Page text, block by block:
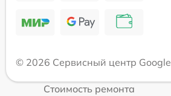
© 2026 Сервисный центр Google
Стоимость ремонта